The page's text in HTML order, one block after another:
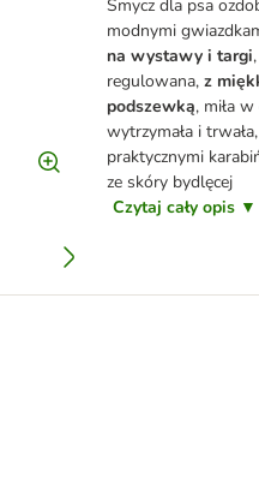
Smycz dla psa
modnymi
na wystawy i targi
regulowana, z
podszewką, miła
wytrzymała i
praktycznymi
ze skóry bydlęcej
Czytaj cały opis ▼